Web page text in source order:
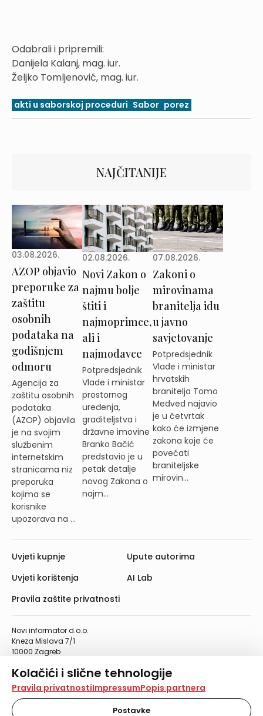
Kolačići i slične tehnologije
Na našoj web stranici koristimo kolačiće i slične
tehnologije za pohranu, čitanje i obradu informacija na
vašem uređaju. Time poboljšavamo korisničko iskustvo,
Pravila privatnostiImpressumPopis partnera
Postavke
Odabrali i pripremili:
Danijela Kalanj, mag. iur.
Željko Tomljenović, mag. iur.
akti u saborskoj proceduri Sabor porez
NAJČITANIJE
03.08.2026.
AZOP objavio
preporuke za
zaštitu
osobnih
podataka na
godišnjem
odmoru
Agencija za
zaštitu osobnih
podataka
(AZOP) objavila
je na svojim
službenim
internetskim
stranicama niz
preporuka
kojima se
korisnike
upozorava na ...
02.08.2026.
Novi Zakon o
najmu bolje
štiti i
najmoprimce,
ali i
najmodavce
Potpredsjednik
Vlade i ministar
prostornog
uređenja,
graditeljstva i
državne imovine
Branko Bačić
predstavio je u
petak detalje
novog Zakona o
najm...
07.08.2026.
Zakoni o
mirovinama
branitelja idu
u javno
savjetovanje
Potpredsjednik
Vlade i ministar
hrvatskih
branitelja Tomo
Medved najavio
je u četvrtak
kako će izmjene
zakona koje će
povećati
braniteljske
mirovin...
Novi informator d.o.o.
Kneza Mislava 7/1
10000 Zagreb
Telefaks: 01/4612-553
info@informator.hr
PRATITE NAS:
Uvjeti kupnje
Uvjeti korištenja
Pravila zaštite privatnosti
Upute autorima
AI Lab